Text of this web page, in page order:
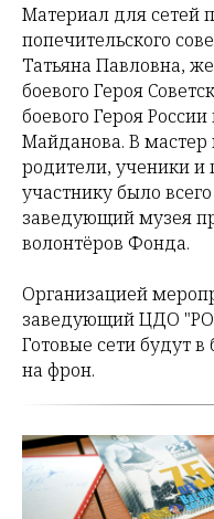
Материал для сетей
попечительского
Татьяна Павловна,
боевого Героя
боевого Героя
Майданова. В мастер
родители, ученики
участнику было
заведующий музея
волонтёров Фонда.
Организацией
заведующий ЦДО
Готовые сети будут
на фрон.